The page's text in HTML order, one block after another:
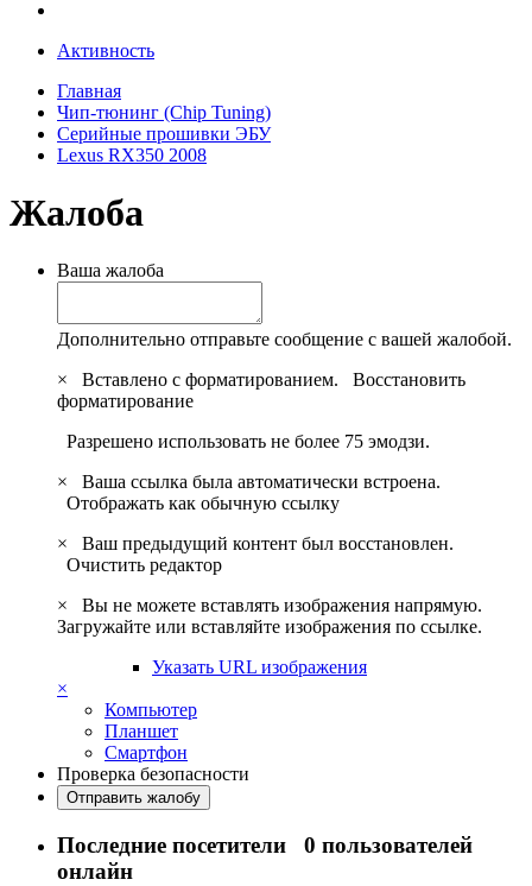
Активность
Главная
Чип-тюнинг (Chip Tuning)
Серийные прошивки ЭБУ
Lexus RX350 2008
Жалоба
Ваша жалоба
Дополнительно отправьте сообщение с вашей жалобой.
×
Вставлено с форматированием. Восстановить
форматирование
Разрешено использовать не более 75 эмодзи.
×
Ваша ссылка была автоматически встроена.
Отображать как обычную ссылку
×
Ваш предыдущий контент был восстановлен.
Очистить редактор
×
Вы не можете вставлять изображения напрямую.
Загружайте или вставляйте изображения по ссылке.
Указать URL изображения
×
Компьютер
Планшет
Смартфон
Проверка безопасности
Отправить жалобу
Последние посетители 0 пользователей
онлайн